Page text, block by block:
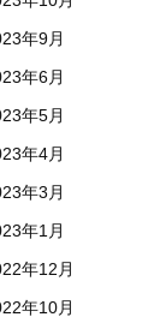
年9月
年6月
年5月
年4月
年3月
年1月
年12月
年10月